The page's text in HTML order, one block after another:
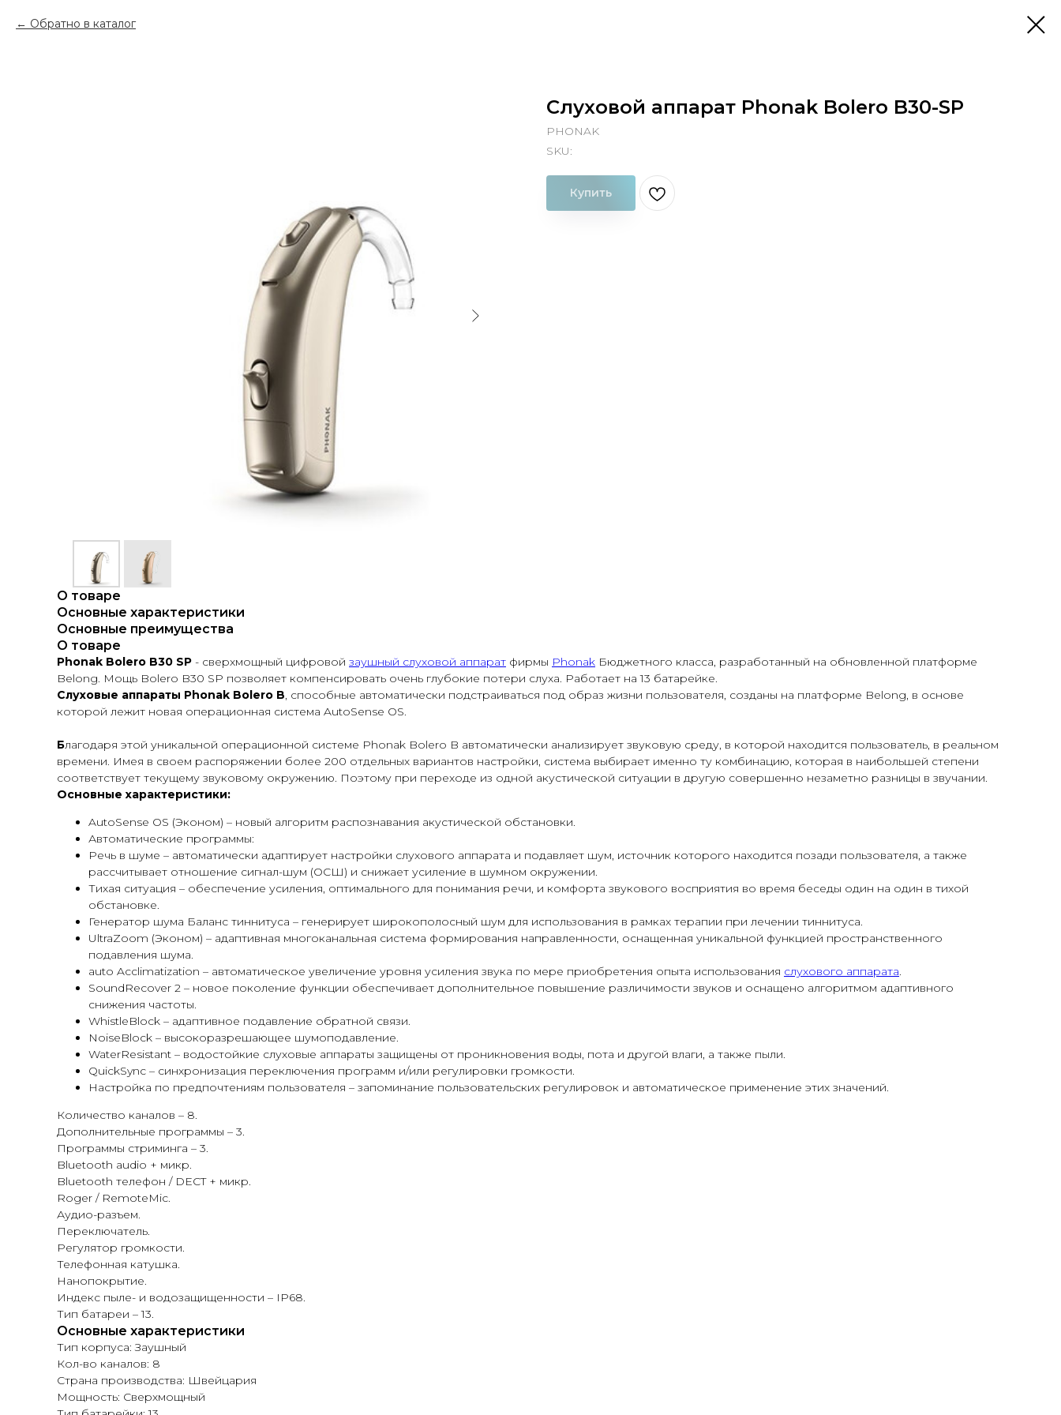
Обратно в каталог
Слуховой аппарат Phonak Bolero B30-SP
PHONAK
SKU:
Купить
О товаре
Основные характеристики
Основные преимущества
О товаре
Phonak Bolero B30 SP - сверхмощный цифровой заушный слуховой аппарат фирмы Phonak Бюджетного класса, разработанный на обновленной платформе
Belong. Мощь Bolero B30 SP позволяет компенсировать очень глубокие потери слуха. Работает на 13 батарейке.
Слуховые аппараты Phonak Bolero B, способные автоматически подстраиваться под образ жизни пользователя, созданы на платформе Belong, в основе
которой лежит новая операционная система AutoSense OS.
Благодаря этой уникальной операционной системе Phonak Bolero B автоматически анализирует звуковую среду, в которой находится пользователь, в реальном
времени. Имея в своем распоряжении более 200 отдельных вариантов настройки, система выбирает именно ту комбинацию, которая в наибольшей степени
соответствует текущему звуковому окружению. Поэтому при переходе из одной акустической ситуации в другую совершенно незаметно разницы в звучании.
Основные характеристики:
AutoSense OS (Эконом) – новый алгоритм распознавания акустической обстановки.
Автоматические программы:
Речь в шуме – автоматически адаптирует настройки слухового аппарата и подавляет шум, источник которого находится позади пользователя, а также
рассчитывает отношение сигнал-шум (ОСШ) и снижает усиление в шумном окружении.
Тихая ситуация – обеспечение усиления, оптимального для понимания речи, и комфорта звукового восприятия во время беседы один на один в тихой
обстановке.
Генератор шума Баланс тиннитуса – генерирует широкополосный шум для использования в рамках терапии при лечении тиннитуса.
UltraZoom (Эконом) – адаптивная многоканальная система формирования направленности, оснащенная уникальной функцией пространственного
подавления шума.
auto Acclimatization – автоматическое увеличение уровня усиления звука по мере приобретения опыта использования слухового аппарата.
SoundRecover 2 – новое поколение функции обеспечивает дополнительное повышение различимости звуков и оснащено алгоритмом адаптивного
снижения частоты.
WhistleBlock – адаптивное подавление обратной связи.
NoiseBlock – высокоразрешающее шумоподавление.
WaterResistant – водостойкие слуховые аппараты защищены от проникновения воды, пота и другой влаги, а также пыли.
QuickSync – синхронизация переключения программ и/или регулировки громкости.
Настройка по предпочтениям пользователя – запоминание пользовательских регулировок и автоматическое применение этих значений.
Количество каналов – 8.
Дополнительные программы – 3.
Программы стриминга – 3.
Bluetooth audio + микр.
Bluetooth телефон / DECT + микр.
Roger / RemoteMic.
Аудио-разъем.
Переключатель.
Регулятор громкости.
Телефонная катушка.
Нанопокрытие.
Индекс пыле- и водозащищенности – IP68.
Тип батареи – 13.
Основные характеристики
Тип корпуса: Заушный
Кол-во каналов: 8
Страна производства: Швейцария
Мощность: Сверхмощный